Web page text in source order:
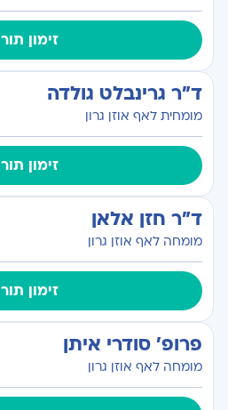
זימון תור
ד"ר גרינבלט גולדה
מומחית לאף אוזן גרון
זימון תור
ד"ר חזן אלאן
מומחה לאף אוזן גרון
זימון תור
פרופ' סודרי איתן
מומחה לאף אוזן גרון